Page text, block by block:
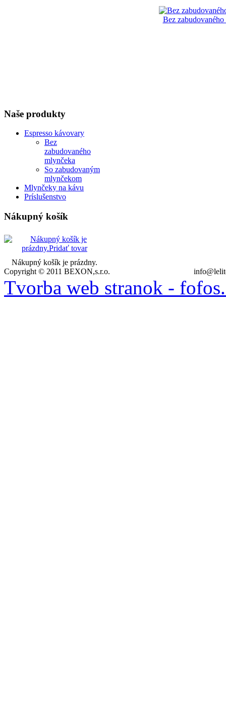
Bez
Naše produkty
Espresso kávovary
Bez
zabudovaného
mlynčeka
So zabudovaným
mlynčekom
Mlynčeky na kávu
Príslušenstvo
Nákupný košík
Nákupný košík je prázdny.
Copyright © 2011 BEXON,s.r.o.
Tvorba web stranok -